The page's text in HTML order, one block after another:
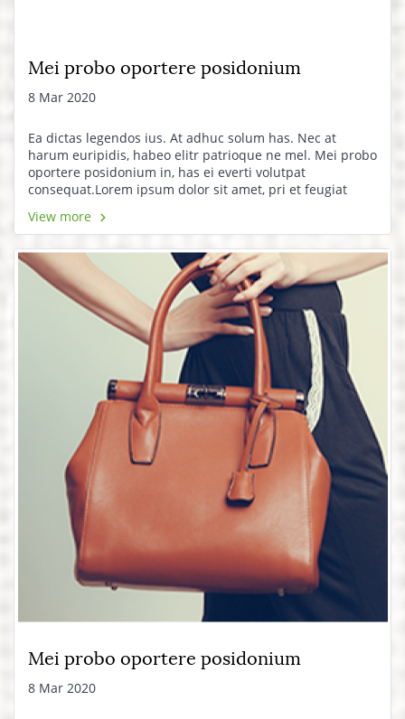
Mei probo oportere posidonium
8 Mar 2020
Ea dictas legendos ius. At adhuc solum has. Nec at
harum euripidis, habeo elitr patrioque ne mel. Mei probo
oportere posidonium in, has ei everti volutpat
consequat.Lorem ipsum dolor sit amet, pri et feugiat
ius. At adhuc solum has.
View more
Mei probo oportere posidonium
8 Mar 2020